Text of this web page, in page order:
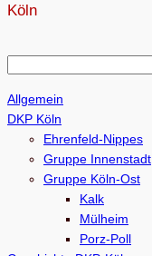
Köln
c
Allgemein
DKP Köln
Ehrenfeld-Nippes
Gruppe Innenstadt
Gruppe Köln-Ost
Kalk
Mülheim
Porz-Poll